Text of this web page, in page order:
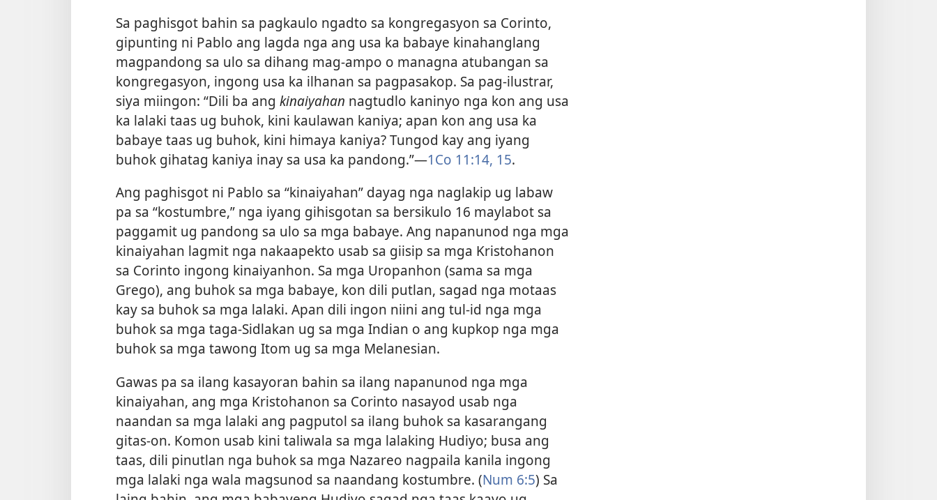
Sa paghisgot bahin sa pagkaulo ngadto sa kongregasyon sa Corinto,
gipunting ni Pablo ang lagda nga ang usa ka babaye kinahanglang
magpandong sa ulo sa dihang mag-ampo o managna atubangan sa
kongregasyon, ingong usa ka ilhanan sa pagpasakop. Sa pag-ilustrar,
siya miingon: “Dili ba ang kinaiyahan nagtudlo kaninyo nga kon ang usa
ka lalaki taas ug buhok, kini kaulawan kaniya; apan kon ang usa ka
babaye taas ug buhok, kini himaya kaniya? Tungod kay ang iyang
buhok gihatag kaniya inay sa usa ka pandong.”​—1Co 11:​14, 15.
Ang paghisgot ni Pablo sa “kinaiyahan” dayag nga naglakip ug labaw
pa sa “kostumbre,” nga iyang gihisgotan sa bersikulo 16 maylabot sa
paggamit ug pandong sa ulo sa mga babaye. Ang napanunod nga mga
kinaiyahan lagmit nga nakaapekto usab sa giisip sa mga Kristohanon
sa Corinto ingong kinaiyanhon. Sa mga Uropanhon (sama sa mga
Grego), ang buhok sa mga babaye, kon dili putlan, sagad nga motaas
kay sa buhok sa mga lalaki. Apan dili ingon niini ang tul-id nga mga
buhok sa mga taga-Sidlakan ug sa mga Indian o ang kupkop nga mga
buhok sa mga tawong Itom ug sa mga Melanesian.
Gawas pa sa ilang kasayoran bahin sa ilang napanunod nga mga
kinaiyahan, ang mga Kristohanon sa Corinto nasayod usab nga
naandan sa mga lalaki ang pagputol sa ilang buhok sa kasarangang
gitas-on. Komon usab kini taliwala sa mga lalaking Hudiyo; busa ang
taas, dili pinutlan nga buhok sa mga Nazareo nagpaila kanila ingong
mga lalaki nga wala magsunod sa naandang kostumbre. (Num 6:5) Sa